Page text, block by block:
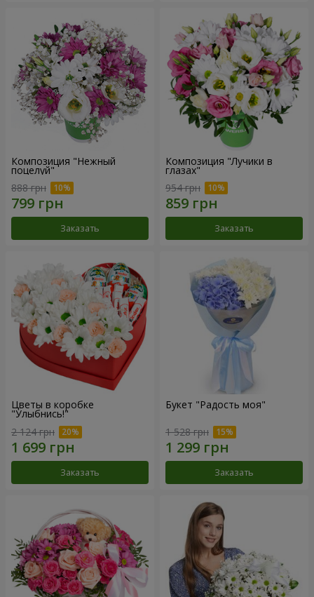
Композиция "Нежный
поцелуй"
888 грн
Заказать
Композиция "Лучики в
глазах"
954 грн
Заказать
Цветы в коробке
"Улыбнись!"
2 124 грн
Заказать
Букет "Радость моя"
1 528 грн
Заказать